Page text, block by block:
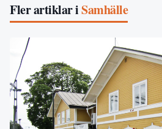
Fler artiklar iSamhälle